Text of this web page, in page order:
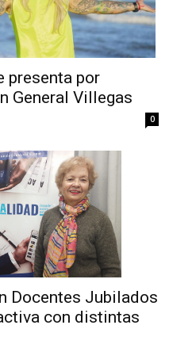
presenta por
General Villegas
0
Docentes Jubilados
con distintas